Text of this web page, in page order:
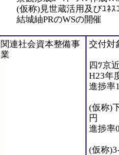
(仮称)見世蔵活用及びﾕﾈｽｺ
結城紬PRのWSの開催
関連社会資本整備事
業
交付対
四ﾂ京
H23年
進捗率
(仮称)
円
進捗率
(仮称